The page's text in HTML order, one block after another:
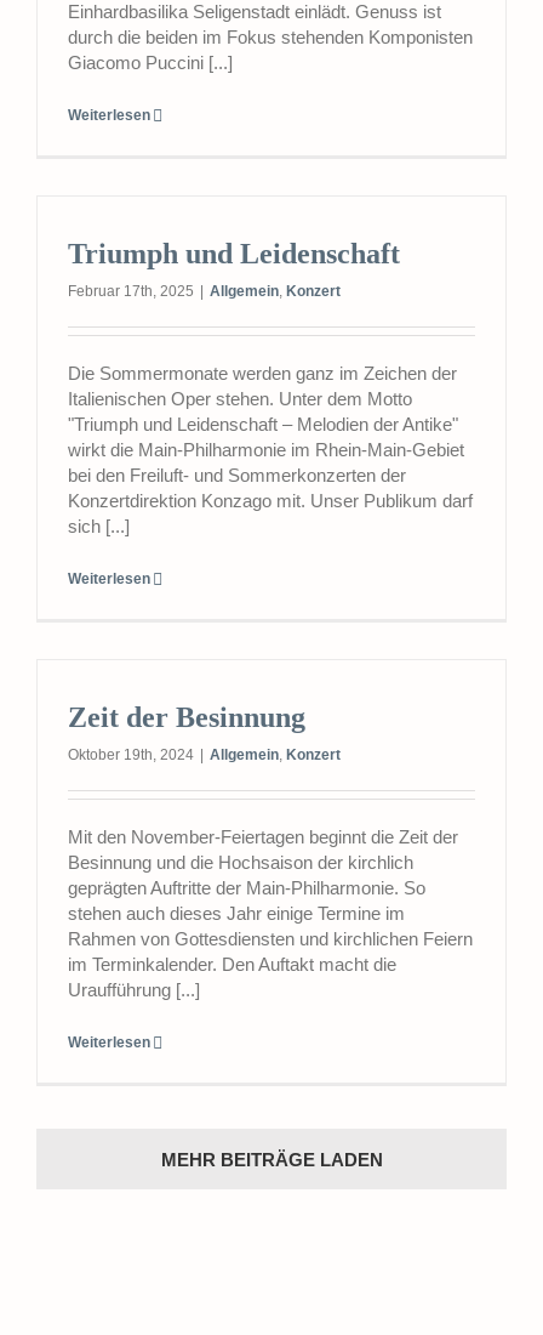
Einhardbasilika Seligenstadt einlädt. Genuss ist
durch die beiden im Fokus stehenden Komponisten
Giacomo Puccini [...]
Weiterlesen
Triumph und Leidenschaft
Februar 17th, 2025 Allgemein, Konzert
Die Sommermonate werden ganz im Zeichen der
Italienischen Oper stehen. Unter dem Motto
"Triumph und Leidenschaft – Melodien der Antike"
wirkt die Main-Philharmonie im Rhein-Main-Gebiet
bei den Freiluft- und Sommerkonzerten der
Konzertdirektion Konzago mit. Unser Publikum darf
sich [...]
Weiterlesen
Zeit der Besinnung
Oktober 19th, 2024 Allgemein, Konzert
Mit den November-Feiertagen beginnt die Zeit der
Besinnung und die Hochsaison der kirchlich
geprägten Auftritte der Main-Philharmonie. So
stehen auch dieses Jahr einige Termine im
Rahmen von Gottesdiensten und kirchlichen Feiern
im Terminkalender. Den Auftakt macht die
Uraufführung [...]
Weiterlesen
MEHR BEITRÄGE LADEN